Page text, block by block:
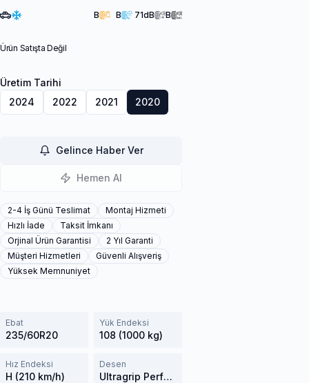
B B 71dB B
Ürün Satışta Değil
Üretim Tarihi
2024
2022 2021 2020
Gelince Haber Ver
Hemen Al
2-4 İş Günü Teslimat
Montaj Hizmeti
Hızlı İade
Taksit İmkanı
Orjinal Ürün Garantisi
2 Yıl Garanti
Müşteri Hizmetleri
Güvenli Alışveriş
Yüksek Memnuniyet
Ebat
235/60R20
Yük Endeksi
108 (1000 kg)
Hız Endeksi
H (210 km/h)
Desen
Ultragrip Performance+